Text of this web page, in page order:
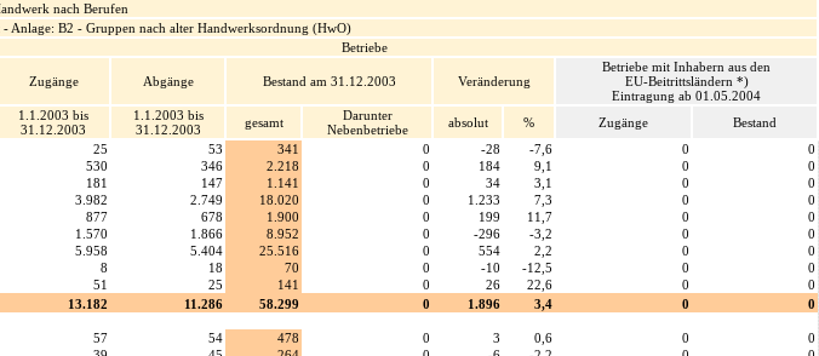
nach Berufen
Anlage: B2 - Gruppen nach alter Handwerksordnung (HwO)
Betriebe
Zugänge Abgänge Bestand am 31.12.2003 Veränderung
Betriebe mit Inhabern aus den
EU-Beitrittsländern *)
Eintragung ab 01.05.2004
1.1.2003 bis
31.12.2003
1.1.2003 bis
31.12.2003
gesamt
Darunter
Nebenbetriebe
absolut % Zugänge
Bestand
25 53 341 0 -28 -7,6 0
0
530 346 2.218 0 184 9,1 0
0
181 147 1.141 0 34 3,1 0
0
3.982 2.749 18.020 0 1.233 7,3 0
0
877 678 1.900 0 199 11,7 0
0
1.570 1.866 8.952 0 -296 -3,2 0
0
5.958 5.404 25.516 0 554 2,2 0
0
8 18 70 0 -10 -12,5 0
0
51 25 141 0 26 22,6 0
0
13.182 11.286 58.299 0 1.896 3,4 0 0
57 54 478 0 3 0,6 0
0